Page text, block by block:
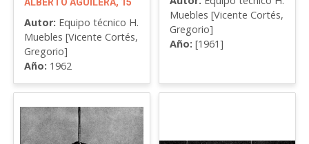
Autor: Equipo técnico H.
Muebles [Vicente Cortés,
Gregorio]
Año: 1962
Muebles [Vicente Cortés,
Gregorio]
Año: [1961]